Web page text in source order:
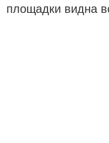
площадки видна